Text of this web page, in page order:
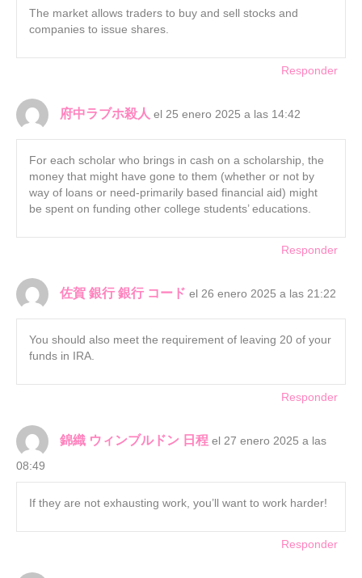
The market allows traders to buy and sell stocks and
companies to issue shares.
Responder
府中ラブホ殺人 el 25 enero 2025 a las 14:42
For each scholar who brings in cash on a scholarship, the
money that might have gone to them (whether or not by
way of loans or need-primarily based financial aid) might
be spent on funding other college students’ educations.
Responder
佐賀 銀行 銀行 コード el 26 enero 2025 a las 21:22
You should also meet the requirement of leaving 20 of your
funds in IRA.
Responder
錦織 ウィンブルドン 日程 el 27 enero 2025 a las
08:49
If they are not exhausting work, you’ll want to work harder!
Responder